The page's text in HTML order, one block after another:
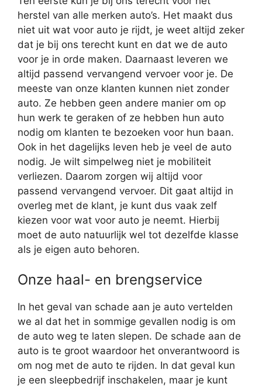
herstel van alle merken auto’s. Het maakt dus
niet uit wat voor auto je rijdt, je weet altijd zeker
dat je bij ons terecht kunt en dat we de auto
voor je in orde maken. Daarnaast leveren we
altijd passend vervangend vervoer voor je. De
meeste van onze klanten kunnen niet zonder
auto. Ze hebben geen andere manier om op
hun werk te geraken of ze hebben hun auto
nodig om klanten te bezoeken voor hun baan.
Ook in het dagelijks leven heb je veel de auto
nodig. Je wilt simpelweg niet je mobiliteit
verliezen. Daarom zorgen wij altijd voor
passend vervangend vervoer. Dit gaat altijd in
overleg met de klant, je kunt dus vaak zelf
kiezen voor wat voor auto je neemt. Hierbij
moet de auto natuurlijk wel tot dezelfde klasse
als je eigen auto behoren.
Onze haal- en brengservice
In het geval van schade aan je auto vertelden
we al dat het in sommige gevallen nodig is om
de auto weg te laten slepen. De schade aan de
auto is te groot waardoor het onverantwoord is
om nog met de auto te rijden. In dat geval kun
je een sleepbedrijf inschakelen, maar je kunt